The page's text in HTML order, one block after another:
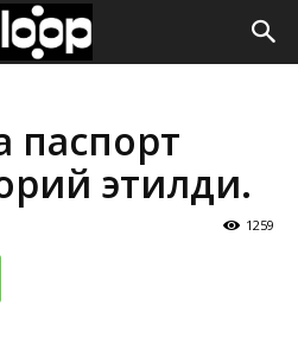
паспорт
этилди.
1259